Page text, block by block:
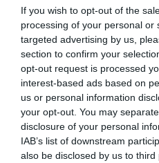
If you wish to opt-out of the
processing of your personal or
targeted advertising by us,
section to confirm your
opt-out request is processed
interest-based ads based on
us or personal information
your opt-out. You may
disclosure of your personal
IAB’s list of downstream
also be disclosed by us to third